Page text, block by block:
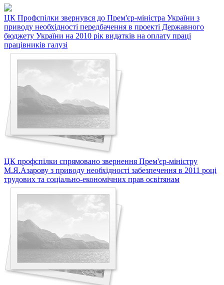
ЦК Профспілки звернувся до Прем'єр-міністра України з
приводу необхідності передбачення в проекті Державного
бюджету України на 2010 рік видатків на оплату праці
працівників галузі
ЦК профспілки спрямовано звернення Прем'єр-міністру
М.Я.Азарову з приводу необхідності забезпечення в 2011 році
трудових та соціально-економічних прав освітянам